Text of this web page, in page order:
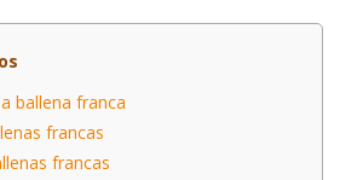
ballena franca
francas
francas